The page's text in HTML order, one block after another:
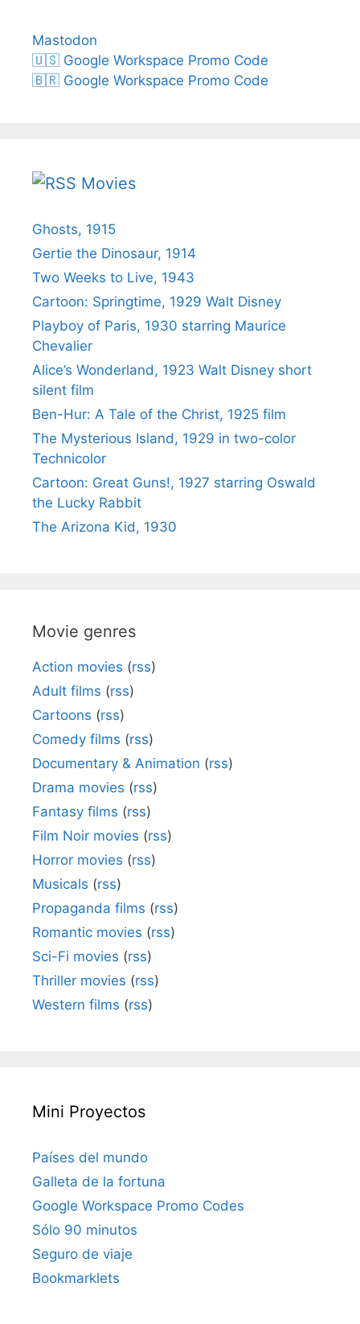
Mastodon
🇺🇸 Google Workspace Promo Code
🇧🇷 Google Workspace Promo Code
Movies
Ghosts, 1915
Gertie the Dinosaur, 1914
Two Weeks to Live, 1943
Cartoon: Springtime, 1929 Walt Disney
Playboy of Paris, 1930 starring Maurice
Chevalier
Alice’s Wonderland, 1923 Walt Disney short
silent film
Ben-Hur: A Tale of the Christ, 1925 film
The Mysterious Island, 1929 in two-color
Technicolor
Cartoon: Great Guns!, 1927 starring Oswald
the Lucky Rabbit
The Arizona Kid, 1930
Movie genres
Action movies (rss)
Adult films (rss)
Cartoons (rss)
Comedy films (rss)
Documentary & Animation (rss)
Drama movies (rss)
Fantasy films (rss)
Film Noir movies (rss)
Horror movies (rss)
Musicals (rss)
Propaganda films (rss)
Romantic movies (rss)
Sci-Fi movies (rss)
Thriller movies (rss)
Western films (rss)
Mini Proyectos
Países del mundo
Galleta de la fortuna
Google Workspace Promo Codes
Sólo 90 minutos
Seguro de viaje
Bookmarklets